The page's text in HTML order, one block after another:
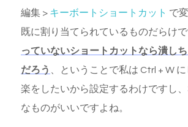
編集 > キーボートショートカット で
既に割り当てられているものだらけで
っていないショートカットなら潰し
だろう
、ということで私は Ctrl + W に
楽をしたいから設定するわけですし
なものがいいですよね。